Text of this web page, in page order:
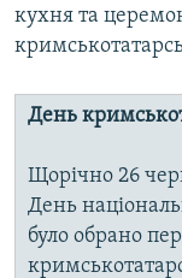
кухня та
День
Щорічно 26
День
було обрано